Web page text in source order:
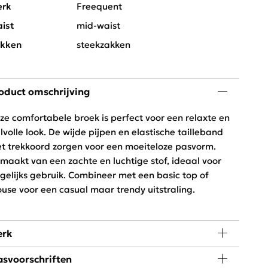
Freequent
mid-waist
steekzakken
omschrijving
comfortabele broek is perfect voor een relaxte en
look. De wijde pijpen en elastische tailleband
trekkoord zorgen voor een moeiteloze pasvorm.
van een zachte en luchtige stof, ideaal voor
gebruik. Combineer met een basic top of
voor een casual maar trendy uitstraling.
passie en creativiteit staan centraal bij